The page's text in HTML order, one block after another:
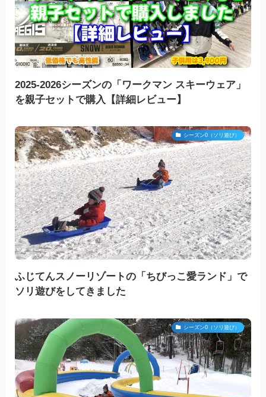
2025-2026シーズンの「ワークマン スキーウェア」
を親子セットで購入【詳細レビュー】
シーズン0（ソリ遊び）
ふじてんスノーリゾートの「ちびっこ愛ランド」で
ソリ遊びをしてきました
シーズン0（ソリ遊び）